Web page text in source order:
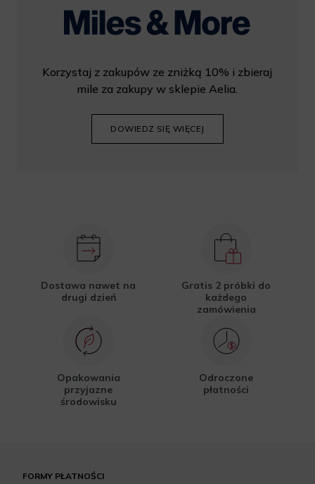
Korzystaj z zakupów ze zniżką 10% i zbieraj
mile za zakupy w sklepie Aelia.
DOWIEDZ SIĘ WIĘCEJ
Dostawa nawet na
drugi dzień
Gratis 2 próbki do
każdego
zamówienia
Opakowania
przyjazne
środowisku
Odroczone
płatności
FORMY PŁATNOŚCI